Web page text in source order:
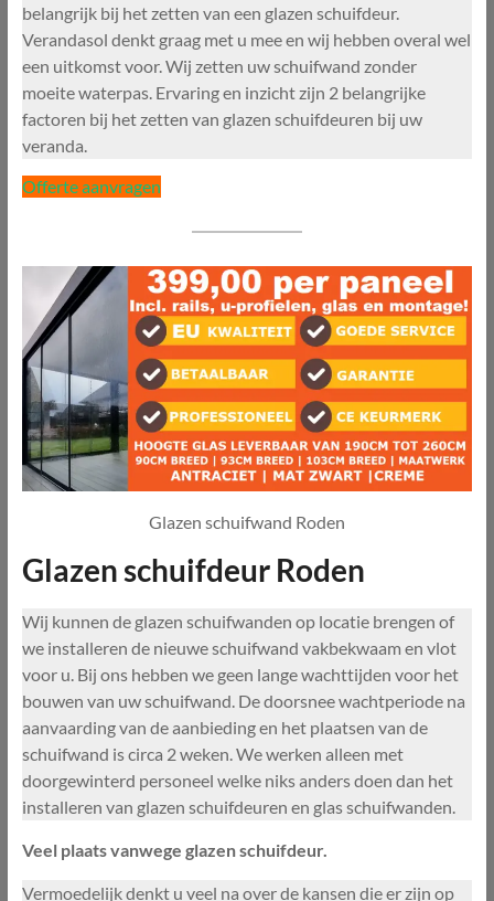
belangrijk bij het zetten van een glazen schuifdeur.
Verandasol denkt graag met u mee en wij hebben overal wel
een uitkomst voor. Wij zetten uw schuifwand zonder
moeite waterpas. Ervaring en inzicht zijn 2 belangrijke
factoren bij het zetten van glazen schuifdeuren bij uw
veranda.
Offerte aanvragen
Glazen schuifwand Roden
Glazen schuifdeur Roden
Wij kunnen de glazen schuifwanden op locatie brengen of
we installeren de nieuwe schuifwand vakbekwaam en vlot
voor u. Bij ons hebben we geen lange wachttijden voor het
bouwen van uw schuifwand. De doorsnee wachtperiode na
aanvaarding van de aanbieding en het plaatsen van de
schuifwand is circa 2 weken. We werken alleen met
doorgewinterd personeel welke niks anders doen dan het
installeren van glazen schuifdeuren en glas schuifwanden.
Veel plaats vanwege glazen schuifdeur.
Vermoedelijk denkt u veel na over de kansen die er zijn op